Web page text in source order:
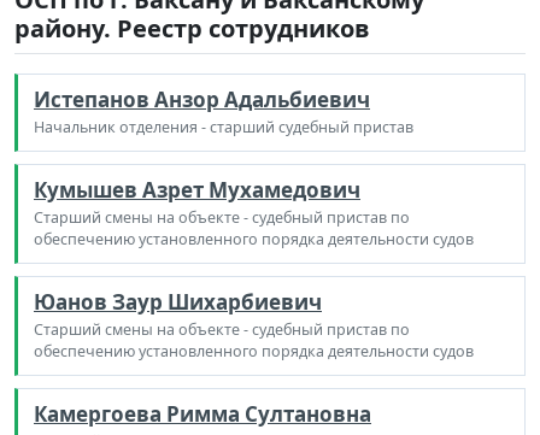
району. Реестр сотрудников
Истепанов Анзор Адальбиевич
Начальник отделения - старший судебный пристав
Кумышев Азрет Мухамедович
Старший смены на объекте - судебный пристав по
обеспечению установленного порядка деятельности судов
Юанов Заур Шихарбиевич
Старший смены на объекте - судебный пристав по
обеспечению установленного порядка деятельности судов
Камергоева Римма Султановна